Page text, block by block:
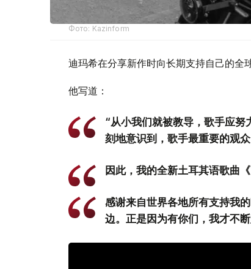
Фото: Kazinform
迪玛希在分享新作时向长期支持自己的全
他写道：
“从小我们就被教导，歌手应
刻地意识到，歌手最重要的观
因此，我的全新土耳其语歌曲
感谢来自世界各地所有支持我
边。正是因为有你们，我才不